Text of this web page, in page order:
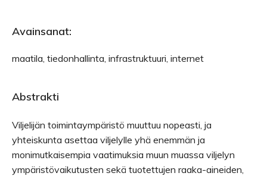
Avainsanat:
maatila, tiedonhallinta, infrastruktuuri, internet
Abstrakti
Viljelijän toimintaympäristö muuttuu nopeasti, ja
yhteiskunta asettaa viljelylle yhä enemmän ja
monimutkaisempia vaatimuksia muun muassa viljelyn
ympäristövaikutusten sekä tuotettujen raaka-aineiden,